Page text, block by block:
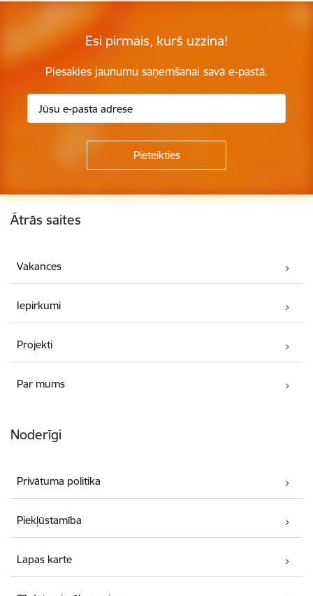
Esi pirmais, kurš uzzina!
Piesakies jaunumu saņemšanai savā e-pastā.
Kājene
Ātrās saites
Vakances
Iepirkumi
Projekti
Par mums
Noderīgi
Privātuma politika
Piekļūstamība
Lapas karte